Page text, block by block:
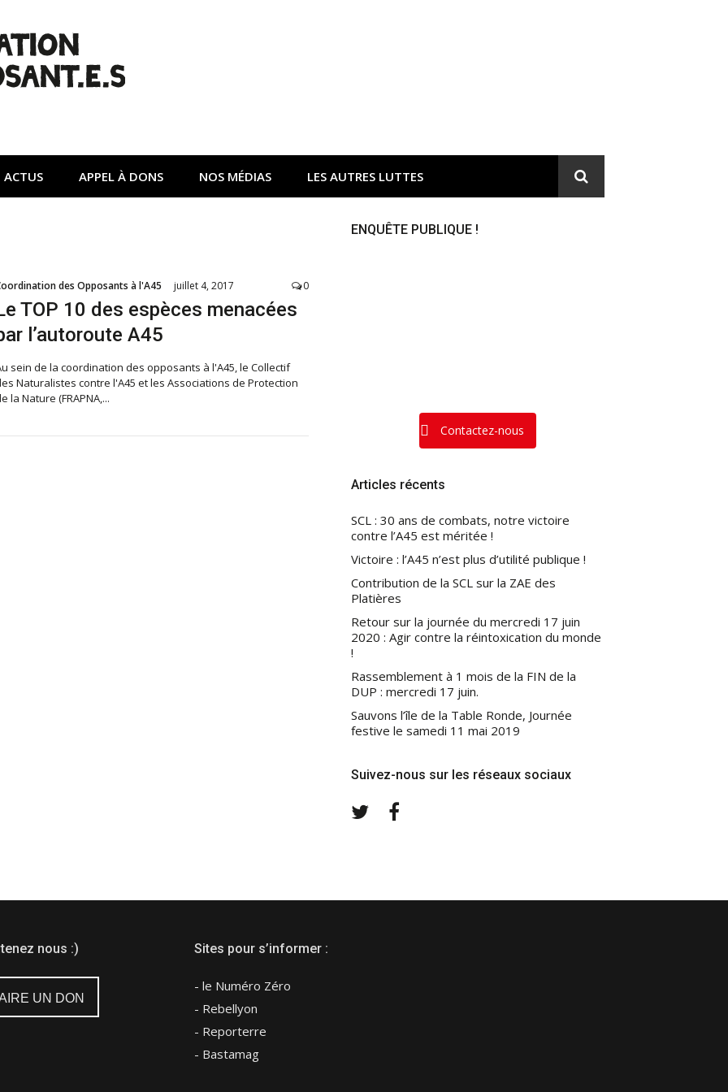
à l'A45
ACTUS APPEL À DONS NOS MÉDIAS LES AUTRES LUTTES
des Opposants à l'A45 juillet 4, 2017 0
TOP 10 des espèces menacées
l’autoroute A45
sein de la coordination des opposants à l'A45, le Collectif
Naturalistes contre l'A45 et les Associations de Protection
la Nature (FRAPNA,...
ENQUÊTE PUBLIQUE !
Contactez-nous
Articles récents
SCL : 30 ans de combats, notre victoire
contre l’A45 est méritée !
Victoire : l’A45 n’est plus d’utilité publique !
Contribution de la SCL sur la ZAE des
Platières
Retour sur la journée du mercredi 17 juin
2020 : Agir contre la réintoxication du monde
!
Rassemblement à 1 mois de la FIN de la
DUP : mercredi 17 juin.
Sauvons l’île de la Table Ronde, Journée
festive le samedi 11 mai 2019
Suivez-nous sur les réseaux sociaux
Twitter
nous :)
UN DON
Sites pour s’informer :
- le Numéro Zéro
- Rebellyon
- Reporterre
- Bastamag